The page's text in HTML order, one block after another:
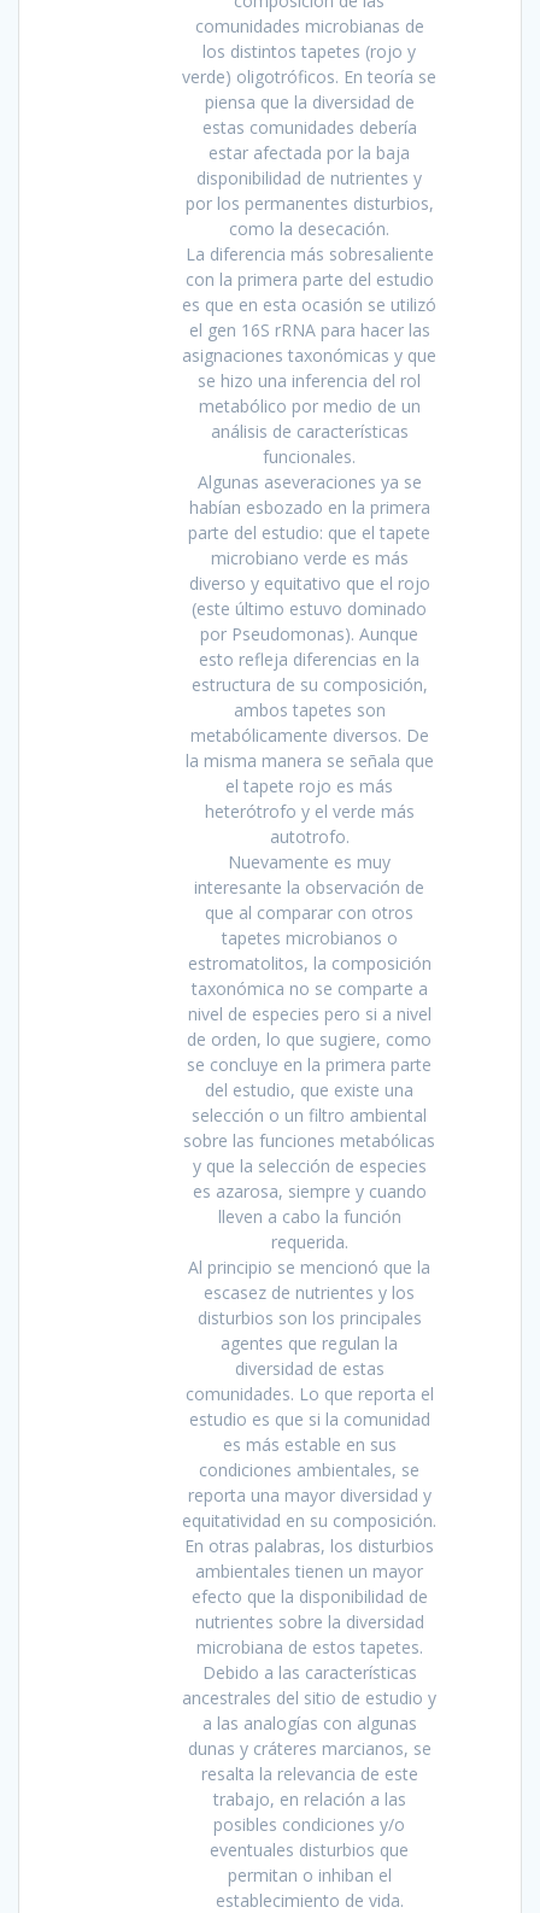
comunidades microbianas de
los distintos tapetes (rojo y
verde) oligotróficos. En teoría se
piensa que la diversidad de
estas comunidades debería
estar afectada por la baja
disponibilidad de nutrientes y
por los permanentes disturbios,
como la desecación.
La diferencia más sobresaliente
con la primera parte del estudio
es que en esta ocasión se utilizó
el gen 16S rRNA para hacer las
asignaciones taxonómicas y que
se hizo una inferencia del rol
metabólico por medio de un
análisis de características
funcionales.
Algunas aseveraciones ya se
habían esbozado en la primera
parte del estudio: que el tapete
microbiano verde es más
diverso y equitativo que el rojo
(este último estuvo dominado
por Pseudomonas). Aunque
esto refleja diferencias en la
estructura de su composición,
ambos tapetes son
metabólicamente diversos. De
la misma manera se señala que
el tapete rojo es más
heterótrofo y el verde más
autotrofo.
Nuevamente es muy
interesante la observación de
que al comparar con otros
tapetes microbianos o
estromatolitos, la composición
taxonómica no se comparte a
nivel de especies pero si a nivel
de orden, lo que sugiere, como
se concluye en la primera parte
del estudio, que existe una
selección o un filtro ambiental
sobre las funciones metabólicas
y que la selección de especies
es azarosa, siempre y cuando
lleven a cabo la función
requerida.
Al principio se mencionó que la
escasez de nutrientes y los
disturbios son los principales
agentes que regulan la
diversidad de estas
comunidades. Lo que reporta el
estudio es que si la comunidad
es más estable en sus
condiciones ambientales, se
reporta una mayor diversidad y
equitatividad en su composición.
En otras palabras, los disturbios
ambientales tienen un mayor
efecto que la disponibilidad de
nutrientes sobre la diversidad
microbiana de estos tapetes.
Debido a las características
ancestrales del sitio de estudio y
a las analogías con algunas
dunas y cráteres marcianos, se
resalta la relevancia de este
trabajo, en relación a las
posibles condiciones y/o
eventuales disturbios que
permitan o inhiban el
establecimiento de vida.